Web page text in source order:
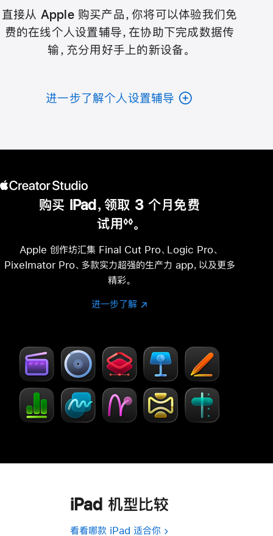
直接从 Apple 购买产品，你将可以体验我们免
费的在线个人设置辅导，在协助下完成数据传
输，充分用好手上的新设备。
进一步了解个人设置辅导
购买 iPad，领取 3 个月免费
试用
注
◊◊。
Apple 创作坊汇集 Final Cut Pro、Logic Pro、
Pixelmator Pro、多款实力超强的生产力 app，以及更多
精彩。
进一步了解 进
了
Creator Studio
(在
口
打
开)
iPad 机型比较
看看哪款 iPad 适合你